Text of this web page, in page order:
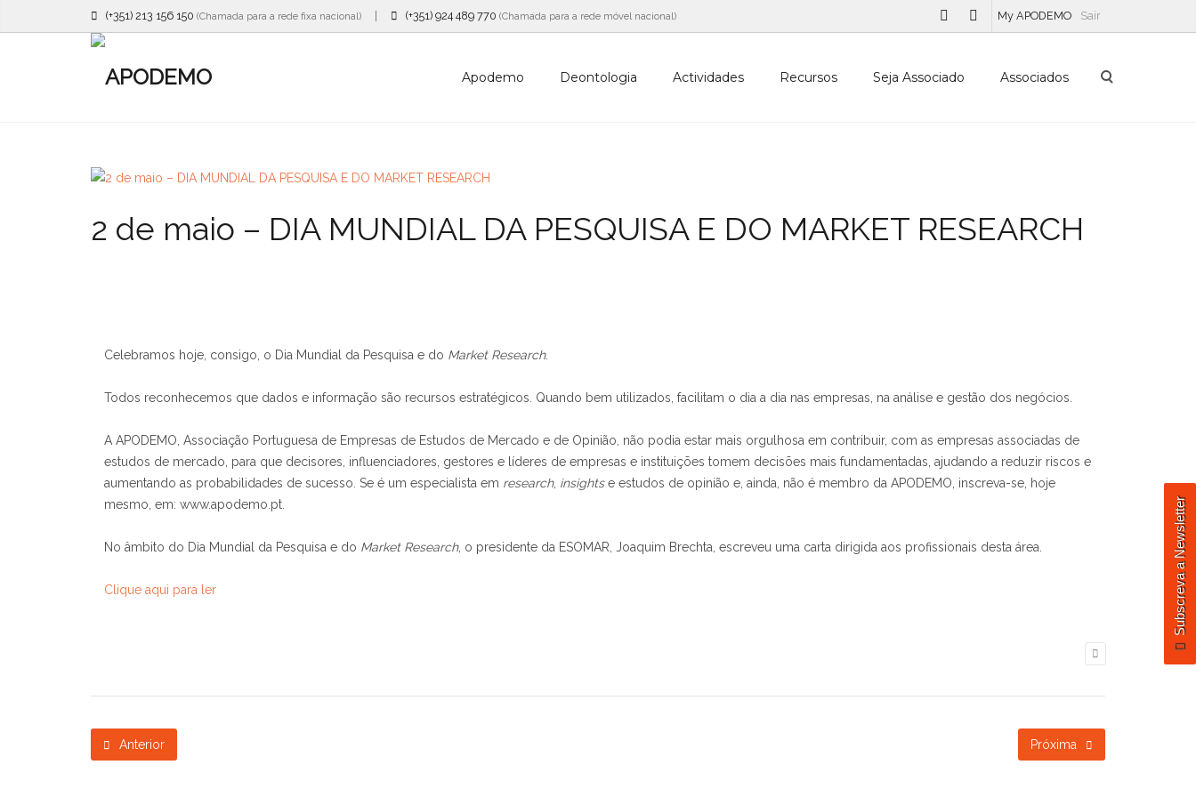
(+351) 213 156 150 (Chamada para a rede fixa nacional) (+351) 924 489 770 (Chamada para a rede móvel nacional) My APODEMO Sair
Apodemo Deontologia Actividades Recursos Seja Associado Associados
2 de maio – DIA MUNDIAL DA PESQUISA E DO MARKET RESEARCH
Celebramos hoje, consigo, o Dia Mundial da Pesquisa e do Market Research.
Todos reconhecemos que dados e informação são recursos estratégicos. Quando bem utilizados, facilitam o dia a dia nas empresas, na análise e gestão dos negócios.
A APODEMO, Associação Portuguesa de Empresas de Estudos de Mercado e de Opinião, não podia estar mais orgulhosa em contribuir, com as empresas associadas de
estudos de mercado, para que decisores, influenciadores, gestores e líderes de empresas e instituições tomem decisões mais fundamentadas, ajudando a reduzir riscos e
aumentando as probabilidades de sucesso. Se é um especialista em research, insightse estudos de opinião e, ainda, não é membro da APODEMO, inscreva-se, hoje
mesmo, em: www.apodemo.pt.
No âmbito do Dia Mundial da Pesquisa e do Market Research, o presidente da ESOMAR, Joaquim Brechta, escreveu uma carta dirigida aos profissionais desta área.
Clique aqui para ler
Anterior Próxima
Subscreva a Newsletter